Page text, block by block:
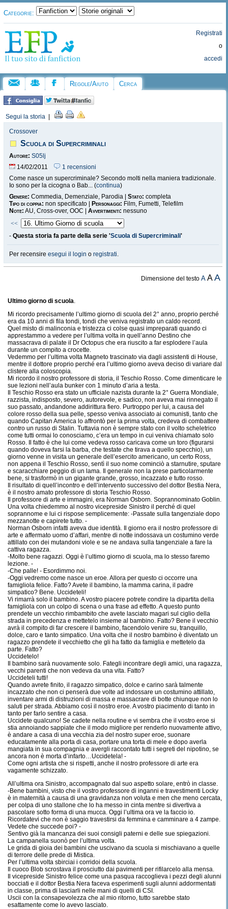
Categorie:
Registrati
o
accedi
Regole/Aiuto Cerca
Segui la storia
Crossover
Scuola di Supercriminali
Autore: S05lj
14/02/2011
1 recensioni
Come nasce un supercriminale? Secondo molti nella maniera tradizionale.
Io sono per la cicogna o Bab... (continua)
Genere: Commedia, Demenziale, Parodia | Stato: completa
Tipo di coppia: non specificato | Personaggi: Film, Fumetti, Telefilm
Note: AU, Cross-over, OOC | Avvertimenti: nessuno
<<
- Questa storia fa parte della serie 'Scuola di Supercriminali'
Per recensire esegui il login o registrati.
Dimensione del testoA AA
Ultimo giorno di scuola.
Mi ricordo precisamente l ’ultimo giorno di scuola del 2° anno, proprio perché
era da 10 anni di fila tondi, tondi che veniva registrato un caldo record.
Quel misto di malinconia e tristezza ci colse quasi impreparati quando ci
apprestammo a vedere per l ’ultima volta in quell ’anno Destino che
massacrava di palate il Dr Octopus che era riuscito a far esplodere l ’aula
durante un compito a crocette.
Vedemmo per l ’ultima volta Magneto trascinato via dagli assistenti di House,
mentre il dottore proprio perché era l ’ultimo giorno aveva deciso di variare dal
clistere alla coloscopia.
Mi ricordo il nostro professore di storia, il Teschio Rosso. Come dimenticare le
sue lezioni nell’aula bunker con 1 minuto d’aria a testa.
Il Teschio Rosso era stato un ufficiale nazista durante la 2° Guerra Mondiale,
razzista, indisposto, severo, autorevole, e sadico, non aveva mai rinnegato il
suo passato, andandone addirittura fiero. Purtroppo per lui, a causa del
colore rosso della sua pelle, spesso veniva associato ai comunisti, tanto che
quando Capitan America lo affrontò per la prima volta, credeva di combattere
contro un russo di Stalin. Tuttavia non è sempre stato con il volto scheletrico
come tutti ormai lo conosciamo, c’era un tempo in cui veniva chiamato solo
Rosso. Il fatto è che lui come vedeva rosso caricava come un toro (figurarsi
quando doveva farsi la barba, che testate che tirava a quello specchio), un
giorno venne in visita un generale dell’esercito americano, un certo Ross,
non appena il Teschio Rosso, sentì il suo nome cominciò a starnutire, sputare
e scaracchiare peggio di un lama. Il generale non la prese particolarmente
bene, si trasformò in un gigante grande, grosso, incazzato e tutto rosso.
Il risultato di quell’incontro e dell’intervento successivo del dottor Bestia Nera,
è il nostro amato professore di storia Teschio Rosso.
Il professore di arte e immagini, era Norman Osborn. Soprannominato Goblin.
Una volta chiedemmo al nostro vicepreside Sinistro il perché di quel
soprannome e lui ci rispose semplicemente: -Passate sulla tangenziale dopo
mezzanotte e capirete tutto. -
Norman Osborn infatti aveva due identità. Il giorno era il nostro professore di
arte e affermato uomo d’affari, mentre di notte indossava un costumino verde
attillato con dei mutandoni viole e se ne andava sulla tangenziale a fare la
cattiva ragazza.
-Molto bene ragazzi. Oggi è l’ultimo giorno di scuola, ma lo stesso faremo
lezione. -
-Che palle! - Esordimmo noi.
-Oggi vedremo come nasce un eroe. Allora per questo ci occorre una
famigliola felice. Fatto? Avete il bambino, la mamma carina, il padre
simpatico? Bene. Uccideteli!
Vi rimarrà solo il bambino. A vostro piacere potrete condire la dipartita della
famigliola con un colpo di scena o una frase ad effetto. A questo punto
prendete un vecchio rimbambito che avete lasciato magari sul ciglio della
strada in precedenza e mettetelo insieme al bambino. Fatto? Bene il vecchio
avrà il compito di far crescere il bambino, facendolo venire su, tranquillo,
dolce, caro e tanto simpatico. Una volta che il nostro bambino è diventato un
ragazzo prendete il vecchietto che gli ha fatto da famiglia e mettetelo da
parte. Fatto?
Uccidetelo!
Il bambino sarà nuovamente solo. Fategli incontrare degli amici, una ragazza,
vecchi parenti che non vedeva da una vita. Fatto?
Uccideteli tutti!
Quando avrete finito, il ragazzo simpatico, dolce e carino sarà talmente
incazzato che non ci penserà due volte ad indossare un costumino attillato,
inventare armi di distruzioni di massa e massacrare di botte chiunque non lo
saluti per strada. Abbiamo così il nostro eroe. A vostro piacimento di tanto in
tanto per farlo sentire a casa.
Uccidete qualcuno! Se cadete nella routine e vi sembra che il vostro eroe si
stia annoiando sappiate che il modo migliore per renderlo nuovamente attivo,
è andare a casa di una vecchia zia del nostro super eroe, suonare
educatamente alla porta di casa, portare una torta di mele e dopo averla
mangiata in sua compagnia e avergli raccontato tutti i segreti del nipotino, se
ancora non è morta d’infarto…Uccidetela! -
Come ogni artista che si rispetti, anche il nostro professore di arte era
vagamente schizzato.
All ’ultima ora Sinistro, accompagnato dal suo aspetto solare, entrò in classe.
-Bene bambini, visto che il vostro professore di inganni e travestimenti Locky
è in maternità a causa di una gravidanza non voluta e men che meno cercata,
per colpa di uno stallone che lo ha messo in cinta mentre si divertiva a
pascolare sotto forma di una mucca. Oggi l ’ultima ora ve la faccio io.
Ricordatevi che non è saggio travestirsi da femmina e camminare a 4 zampe.
Vedete che succede poi? -
Sentivo già la mancanza dei suoi consigli paterni e delle sue spiegazioni.
La campanella suonò per l ’ultima volta.
Le grida di gioia dei bambini che uscivano da scuola si mischiavano a quelle
di terrore delle prede di Mistica.
Per l ’ultima volta sbirciai i corridoi della scuola.
Il cuoco Blob scrostava il prosciutto dai pavimenti per rifilarcelo alla mensa.
Il vicepreside Sinistro felice come una pasqua raccoglieva i pezzi degli alunni
bocciati e il dottor Bestia Nera faceva esperimenti sugli alunni addormentati
in classe, prima di lasciarli nelle mani di quelli di CSI.
Uscii con la consapevolezza che al mio ritorno, tutto sarebbe stato
esattamente come lo avevo lasciato.